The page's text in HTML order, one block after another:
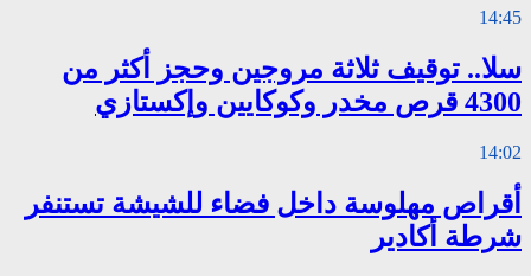
14:45
سلا.. توقيف ثلاثة مروجين وحجز أكثر من
4300 قرص مخدر وكوكايين وإكستازي
14:02
أقراص مهلوسة داخل فضاء للشيشة تستنفر
شرطة أكادير